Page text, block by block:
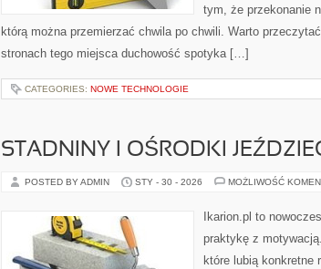
tym, że przekonanie
którą można przemierzać chwila po chwili. Warto
stronach tego miejsca duchowość spotyka […]
CATEGORIES: NOWE TECHNOLOGIE
STADNINY I OŚRODKI
POSTED BY ADMIN STY - 30 - 2026 MOŻLIWOŚĆ
Ikarion.pl to
praktykę z
które lubią konkretne